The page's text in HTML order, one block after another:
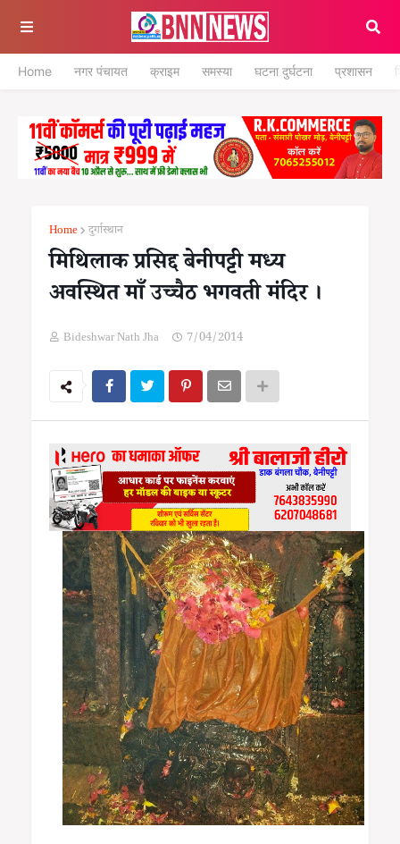
Home नगर पंचायत क्राइम समस्या घटना दुर्घटना प्रशासन
Home दुर्गास्थान
मिथिलाक प्रसिद्द बेनीपट्टी मध्य
अवस्थित माँ उच्चैठ भगवती मंदिर ।
Bideshwar Nath Jha 7/04/2014